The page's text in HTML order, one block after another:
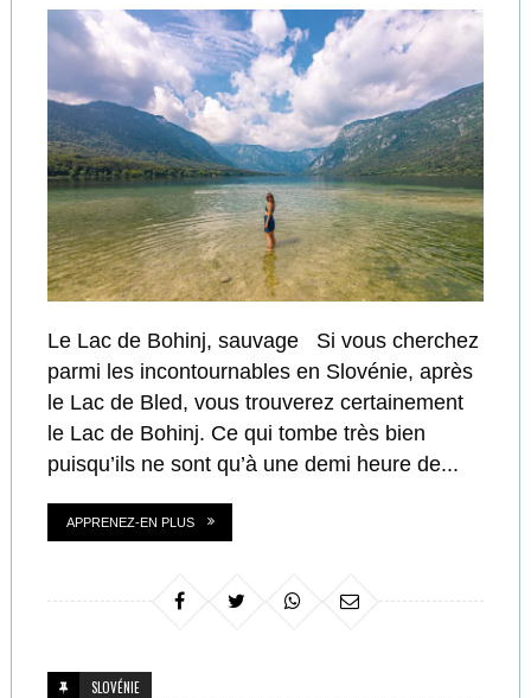
Le Lac de Bohinj, sauvage Si vous cherchez
parmi les incontournables en Slovénie, après
le Lac de Bled, vous trouverez certainement
le Lac de Bohinj. Ce qui tombe très bien
puisqu’ils ne sont qu’à une demi heure de...
APPRENEZ-EN PLUS
SLOVÉNIE